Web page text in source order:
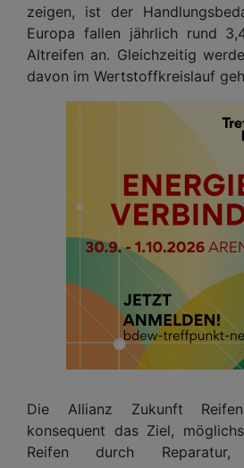
zeigen, ist der
Europa fallen jährlich rund
Altreifen an. Gleichzeitig
davon im Wertstoffkreislauf
Die Allianz Zukunft
konsequent das Ziel,
Reifen durch Reparatur,